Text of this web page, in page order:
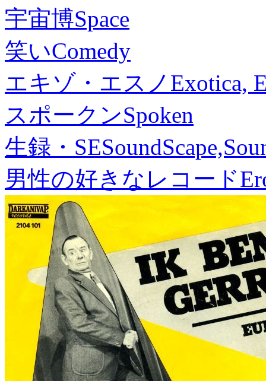
宇宙博Space
笑いComedy
エキゾ・エスノ Exotica,
スポークンSpoken
生録・SE
男性の好きなレコード